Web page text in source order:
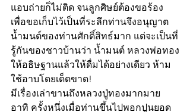
แอบถ่ายก็ไม่ติด จนลูกศิษย์ต้องขอร้อง
เพื่อขอเก็บไว้เป็นที่ระลึกท่านจึงอนุญาต
น้ำมนต์ของท่านศักดิ์สิทธ์มาก แต่จะเป็นที่
รู้กันของชาวบ้านว่า น้ำมนต์ หลวงพ่อทอง
ให้อธิษฐานแล้วให้ดื่มได้อย่างเดียว ห้าม
ใช้อาบโดยเด็ดขาด!
มีเรื่องเล่าขานถึงหลวงปู่ทองมากมาย
อาทิ ครั้งหนึ่งเมื่อท่านขึ้นไปพอกปูนยอด